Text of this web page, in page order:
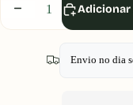
Diminuir
quantidade
Aumentar
Adicionar
Envio no dia